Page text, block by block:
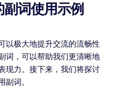
词使用示例
以极大地提升交流的流畅性
词，可以帮助我们更清晰地
现力。接下来，我们将探讨
副词。